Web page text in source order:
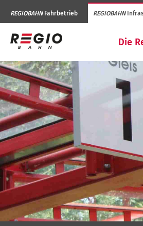
REGIOBAHNFahrbetrieb REGIOBAHN
Die